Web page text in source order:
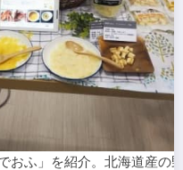
おふ」を紹介。北海道産の